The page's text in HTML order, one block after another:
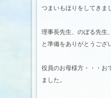
つまいもほりをしてきま
理事長先生、のぼる先生
と準備をありがとうござ
役員のお母様方・・・お
ました。